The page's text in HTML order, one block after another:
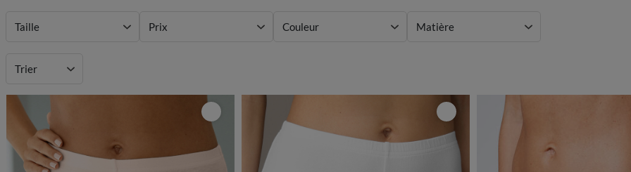
Taille Prix Couleur Matière
Trier